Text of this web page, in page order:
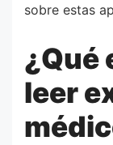
sobre estas
¿Qué
leer